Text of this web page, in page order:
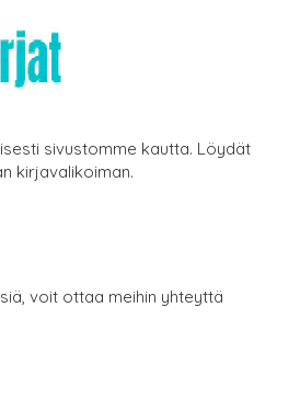
sivustomme kautta. Löydät
kirjavalikoiman.
voit ottaa meihin yhteyttä